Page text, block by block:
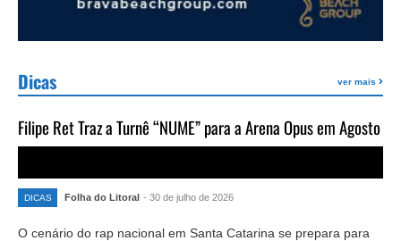
Dicas ver mais
Filipe Ret Traz a Turnê “NUME” para a Arena Opus em Agosto
DICAS Folha do Litoral - 30 de julho de 2026
O cenário do rap nacional em Santa Catarina se prepara para